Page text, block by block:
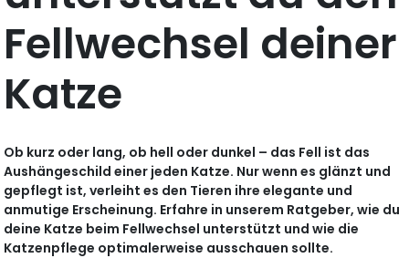
Fellwechsel deiner
Katze
Ob kurz oder lang, ob hell oder dunkel – das Fell ist das
Aushängeschild einer jeden Katze. Nur wenn es glänzt und
gepflegt ist, verleiht es den Tieren ihre elegante und
anmutige Erscheinung. Erfahre in unserem Ratgeber, wie du
deine Katze beim Fellwechsel unterstützt und wie die
Katzenpflege optimalerweise ausschauen sollte.